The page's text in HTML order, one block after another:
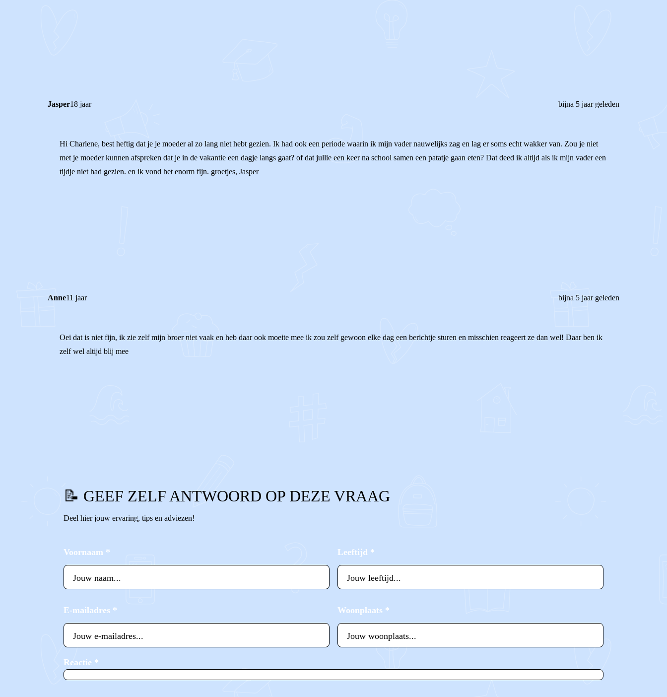
Jasper18 jaar bijna 5 jaar geleden
Hi Charlene, best heftig dat je je moeder al zo lang niet hebt gezien. Ik had ook een periode waarin ik mijn vader nauwelijks zag en lag er soms echt wakker van. Zou je niet
met je moeder kunnen afspreken dat je in de vakantie een dagje langs gaat? of dat jullie een keer na school samen een patatje gaan eten? Dat deed ik altijd als ik mijn vader een
tijdje niet had gezien. en ik vond het enorm fijn. groetjes, Jasper
Anne11 jaar bijna 5 jaar geleden
Oei dat is niet fijn, ik zie zelf mijn broer niet vaak en heb daar ook moeite mee ik zou zelf gewoon elke dag een berichtje sturen en misschien reageert ze dan wel! Daar ben ik
zelf wel altijd blij mee
📝 GEEF ZELF ANTWOORD OP DEZE VRAAG
Deel hier jouw ervaring, tips en adviezen!
Voornaam * Leeftijd *
E-mailadres * Woonplaats *
Reactie *